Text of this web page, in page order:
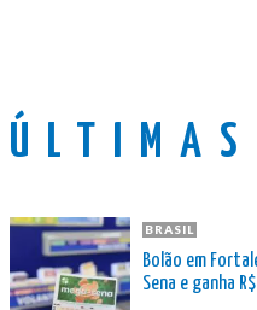
ÚLTIMAS
BRASIL
Bolão em
Sena e ganha